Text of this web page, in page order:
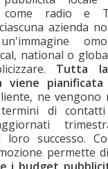
come radio e
azienda
national o
Tutta
viene pianificata
ne
di contatti
loro successo.
permette di